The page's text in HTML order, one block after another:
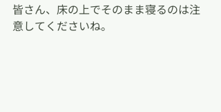
皆さん、床の上でそのまま寝るのは注
意してくださいね。